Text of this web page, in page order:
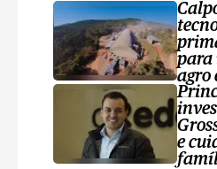
para
agro
e